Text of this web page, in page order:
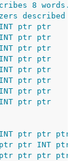
8 words.
described
INT ptr ptr
INT ptr ptr
INT ptr ptr
INT ptr ptr
INT ptr ptr
INT ptr ptr
INT ptr ptr
INT ptr ptr
INT ptr ptr ptr
ptr ptr INT ptr
ptr ptr ptr ptr